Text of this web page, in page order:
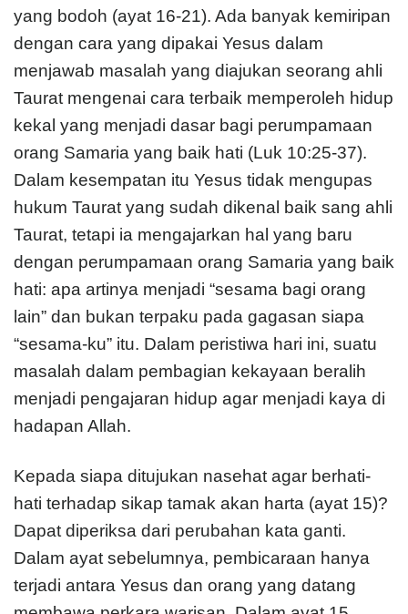
yang bodoh (ayat 16-21). Ada banyak kemiripan
dengan cara yang dipakai Yesus dalam
menjawab masalah yang diajukan seorang ahli
Taurat mengenai cara terbaik memperoleh hidup
kekal yang menjadi dasar bagi perumpamaan
orang Samaria yang baik hati (Luk 10:25-37).
Dalam kesempatan itu Yesus tidak mengupas
hukum Taurat yang sudah dikenal baik sang ahli
Taurat, tetapi ia mengajarkan hal yang baru
dengan perumpamaan orang Samaria yang baik
hati: apa artinya menjadi “sesama bagi orang
lain” dan bukan terpaku pada gagasan siapa
“sesama-ku” itu. Dalam peristiwa hari ini, suatu
masalah dalam pembagian kekayaan beralih
menjadi pengajaran hidup agar menjadi kaya di
hadapan Allah.
Kepada siapa ditujukan nasehat agar berhati-
hati terhadap sikap tamak akan harta (ayat 15)?
Dapat diperiksa dari perubahan kata ganti.
Dalam ayat sebelumnya, pembicaraan hanya
terjadi antara Yesus dan orang yang datang